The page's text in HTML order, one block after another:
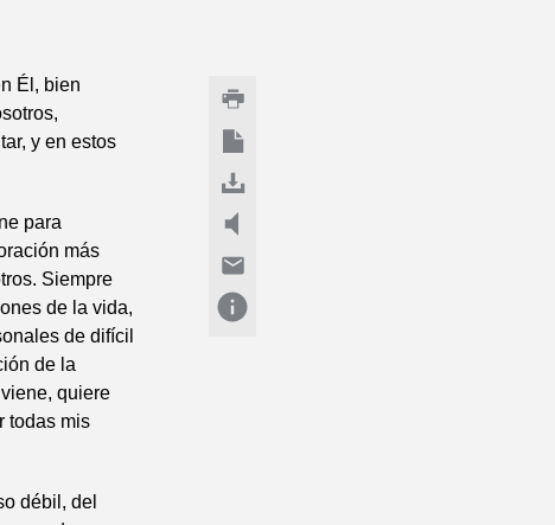
Él, bien
y en estos
para
más
Siempre
de la vida,
de difícil
de la
quiere
todas mis
débil, del